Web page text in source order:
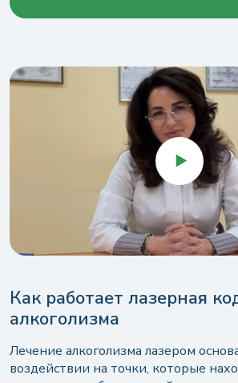
Как работает лазерная
алкоголизма
Лечение алкоголизма лазером
воздействии на точки, которые